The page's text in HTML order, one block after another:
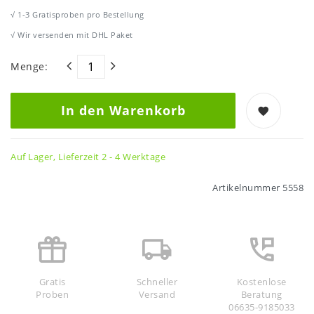
√ 1-3 Gratisproben pro Bestellung
√ Wir versenden mit DHL Paket
Menge:
In den Warenkorb
Auf Lager, Lieferzeit 2 - 4 Werktage
Artikelnummer 5558
Gratis
Proben
Schneller
Versand
Kostenlose
Beratung
06635-9185033